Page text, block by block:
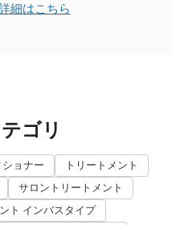
細はこちら
ゴリ
ショナー
トリートメント
サロントリートメント
ト インバスタイプ